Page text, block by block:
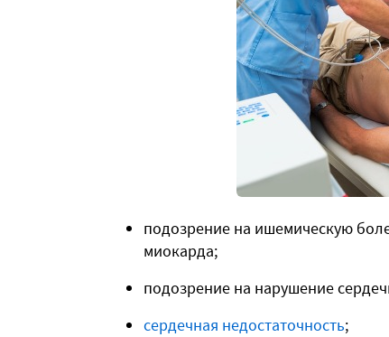
подозрение на ишемическую
миокарда;
подозрение на нарушение
сердечная недостаточность;